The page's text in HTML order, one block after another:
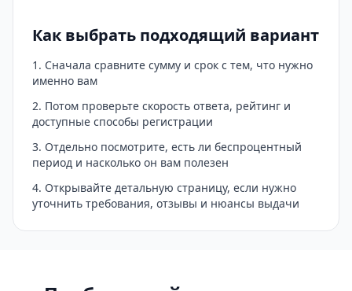
Как выбрать подходящий вариант
Сначала сравните сумму и срок с тем, что нужно
именно вам
Потом проверьте скорость ответа, рейтинг и
доступные способы регистрации
Отдельно посмотрите, есть ли беспроцентный
период и насколько он вам полезен
Открывайте детальную страницу, если нужно
уточнить требования, отзывы и нюансы выдачи